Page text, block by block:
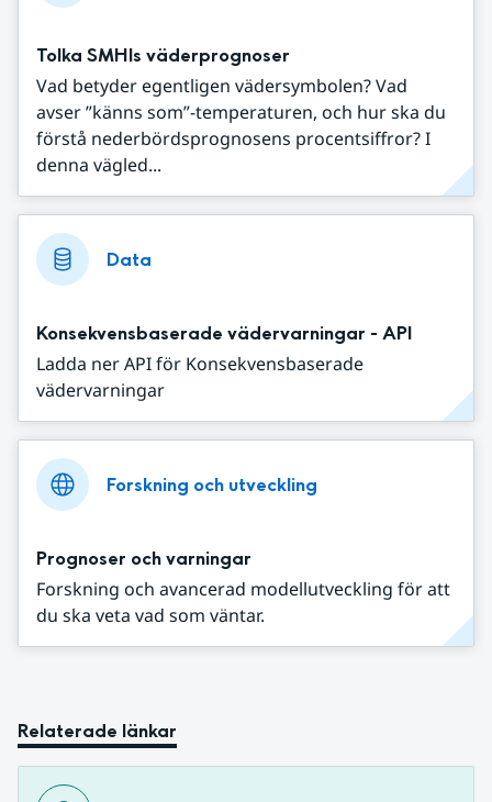
Tolka SMHIs väderprognoser
Vad betyder egentligen vädersymbolen? Vad
avser ”känns som”-temperaturen, och hur ska du
förstå nederbördsprognosens procentsiffror? I
denna vägled...
Data
Konsekvensbaserade vädervarningar - API
Ladda ner API för Konsekvensbaserade
vädervarningar
Forskning och utveckling
Prognoser och varningar
Forskning och avancerad modellutveckling för att
du ska veta vad som väntar.
Relaterade länkar